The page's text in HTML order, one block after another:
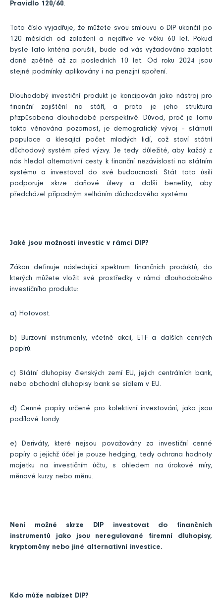
Pravidlo 120/60.
Toto číslo vyjadřuje, že můžete svou smlouvu o DIP ukončit po
120 měsících od založení a nejdříve ve věku 60 let. Pokud
byste tato kritéria porušili, bude od vás vyžadováno zaplatit
daně zpětně až za posledních 10 let. Od roku 2024 jsou
stejné podmínky aplikovány i na penzijní spoření.
Dlouhodobý investiční produkt je koncipován jako nástroj pro
finanční zajištění na stáří, a proto je jeho struktura
přizpůsobena dlouhodobé perspektivě. Důvod, proč je tomu
takto věnována pozornost, je demografický vývoj – stárnutí
populace a klesající počet mladých lidí, což staví státní
důchodový systém před výzvy. Je tedy důležité, aby každý z
nás hledal alternativní cesty k finanční nezávislosti na státním
systému a investoval do své budoucnosti. Stát toto úsilí
podporuje skrze daňové úlevy a další benefity, aby
předcházel případným selháním důchodového systému.
Jaké jsou možnosti investic v rámci DIP?
Zákon definuje následující spektrum finančních produktů, do
kterých můžete vložit své prostředky v rámci dlouhodobého
investičního produktu:
a) Hotovost.
b) Burzovní instrumenty, včetně akcií, ETF a dalších cenných
papírů.
c) Státní dluhopisy členských zemí EU, jejich centrálních bank,
nebo obchodní dluhopisy bank se sídlem v EU.
d) Cenné papíry určené pro kolektivní investování, jako jsou
podílové fondy.
e) Deriváty, které nejsou považovány za investiční cenné
papíry a jejichž účel je pouze hedging, tedy ochrana hodnoty
majetku na investičním účtu, s ohledem na úrokové míry,
měnové kurzy nebo měnu.
Není možné skrze DIP investovat do finančních
instrumentů jako jsou neregulované firemní dluhopisy,
kryptoměny nebo jiné alternativní investice.
Kdo může nabízet DIP?